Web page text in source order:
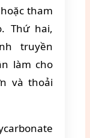
tham
Thứ hai,
truyền
làm cho
và thoải